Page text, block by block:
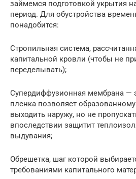
займемся подготовкой укрытия
период. Для обустройства
понадобится:
Стропильная система,
капитальной кровли (чтобы не
переделывать);
Супердиффузионная мембрана —
пленка позволяет
выходить наружу, но не
впоследствии защитит
выдувания;
Обрешетка, шаг которой
требованиями капитального